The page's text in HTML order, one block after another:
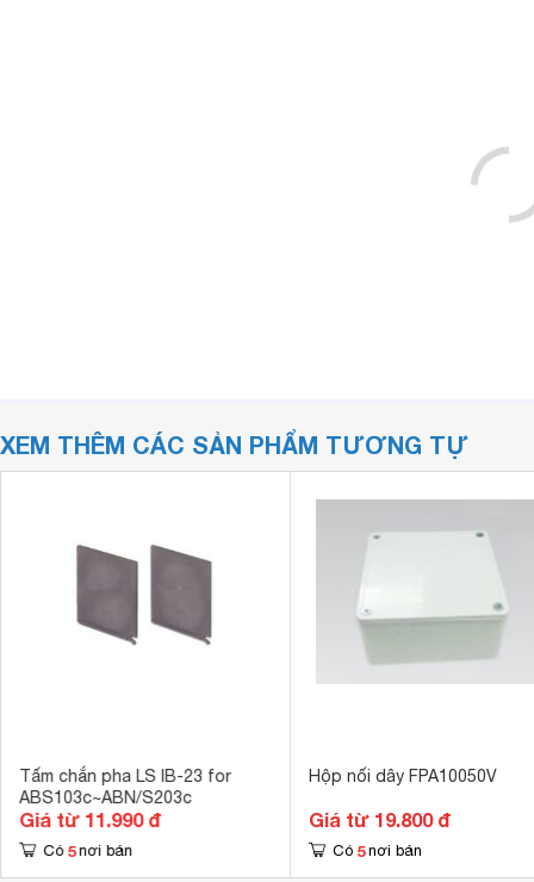
XEM THÊM CÁC SẢN PHẨM TƯƠNG TỰ
Tấm chắn pha LS IB-23 for
ABS103c~ABN/S203c
Giá từ 11.990 đ
Có 5 nơi bán
Hộp nối dây FPA10050V
Giá từ 19.800 đ
Có 5 nơi bán